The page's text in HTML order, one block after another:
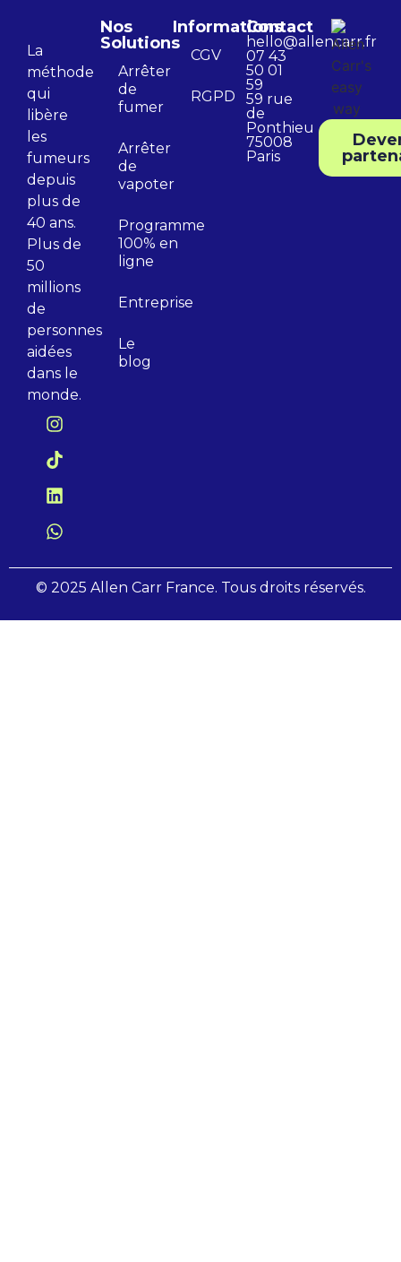
La
méthode
qui
libère
les
fumeurs
depuis
plus de
40 ans.
Plus de
50
millions
de
personnes
aidées
dans le
monde.
Nos
Solutions
Arrêter
de
fumer
Arrêter
de
vapoter
Programme
100% en
ligne
Entreprise
Le
blog
Informations
CGV
RGPD
Contact
hello@allencarr.fr
07 43
50 01
59
59 rue
de
Ponthieu
75008
Paris
© 2025 Allen Carr France. Tous droits réservés.